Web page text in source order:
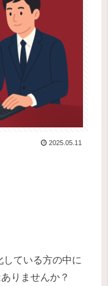
2025.05.11
している方の中に
りませんか？